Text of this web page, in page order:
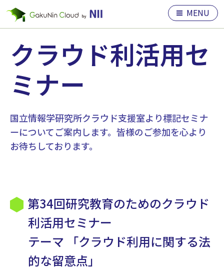
MENU
クラウド利活用セ
ミナー
国立情報学研究所クラウド支援室より標記セミナ
ーについてご案内します。皆様のご参加を心より
お待ちしております。
第34回研究教育のためのクラウド
利活用セミナー
テーマ 「クラウド利用に関する法
的な留意点」